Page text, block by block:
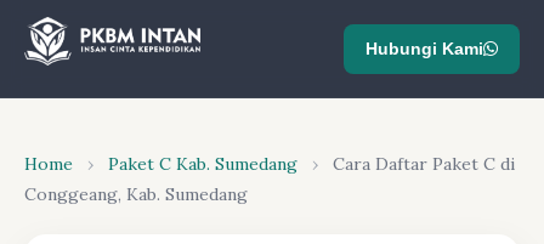
Hubungi Kami
Home › Paket C Kab. Sumedang ›
Cara Daftar Paket C di
Conggeang, Kab. Sumedang